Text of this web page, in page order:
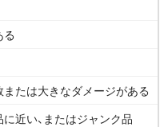
たは大きなダメージがある
近い、またはジャンク品